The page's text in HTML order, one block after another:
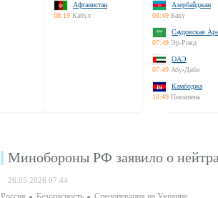
Афганистан
08:19 Кабул
Азербайджан
08:49 Баку
Саудовская
07:49 Эр-Рияд
ОАЭ
07:49 Абу-Даби
Камбоджа
10:49 Пномпень
Минобороны РФ заявило о
26.05.2026 07:44